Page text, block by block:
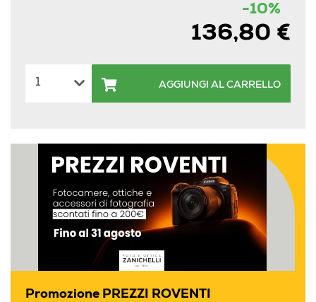
-10%
136,80 €
AGGIUNGI AL CARRELLO
Promozione PREZZI ROVENTI